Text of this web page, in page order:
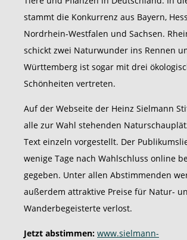
stammt die Konkurrenz aus Bayern,
Nordrhein-Westfalen und Sachsen.
schickt zwei Naturwunder ins Rennen
Württemberg ist sogar mit drei
Schönheiten vertreten.
Auf der Webseite der Heinz Sielmann
alle zur Wahl stehenden
Text einzeln vorgestellt. Der
wenige Tage nach Wahlschluss online
gegeben. Unter allen Abstimmenden
außerdem attraktive Preise für Natur-
Wanderbegeisterte verlost.
Jetzt abstimmen: www.sielmann-